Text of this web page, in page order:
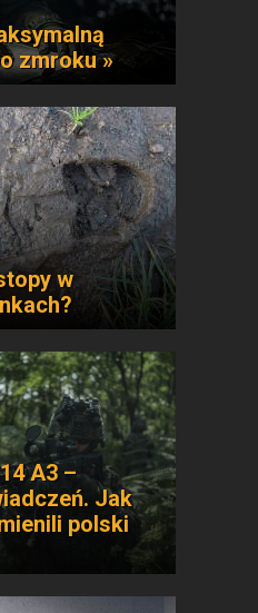
zmroku »
w
A3 –
Jak
polski